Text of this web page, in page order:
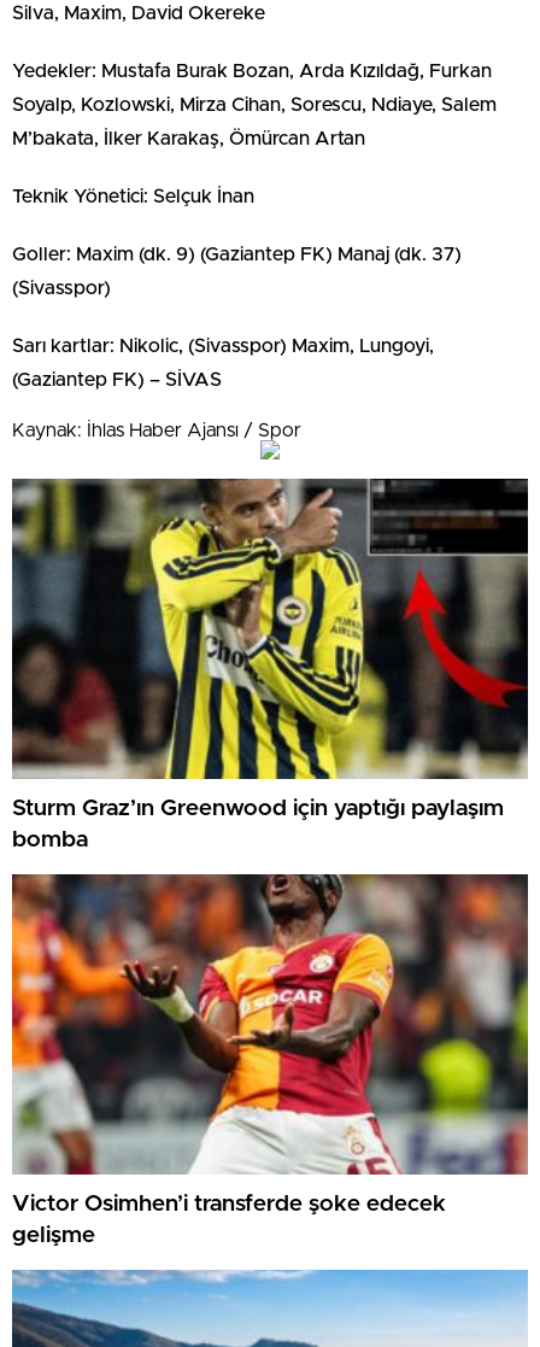
Silva, Maxim, David Okereke
Yedekler: Mustafa Burak Bozan, Arda Kızıldağ, Furkan
Soyalp, Kozlowski, Mirza Cihan, Sorescu, Ndiaye, Salem
M’bakata, İlker Karakaş, Ömürcan Artan
Teknik Yönetici: Selçuk İnan
Goller: Maxim (dk. 9) (Gaziantep FK) Manaj (dk. 37)
(Sivasspor)
Sarı kartlar: Nikolic, (Sivasspor) Maxim, Lungoyi,
(Gaziantep FK) – SİVAS
Kaynak: İhlas Haber Ajansı / Spor
Sturm Graz’ın Greenwood için yaptığı paylaşım
bomba
Victor Osimhen’i transferde şoke edecek
gelişme